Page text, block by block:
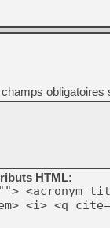
obligatoires
HTML:
<acronym
<i> <q